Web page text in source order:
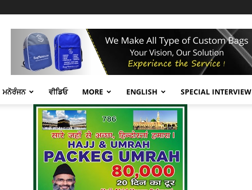
ਮਨੋਰੰਜਨ ਵੀਡਿਓ MORE ENGLISH SPECIAL INTERVIEW